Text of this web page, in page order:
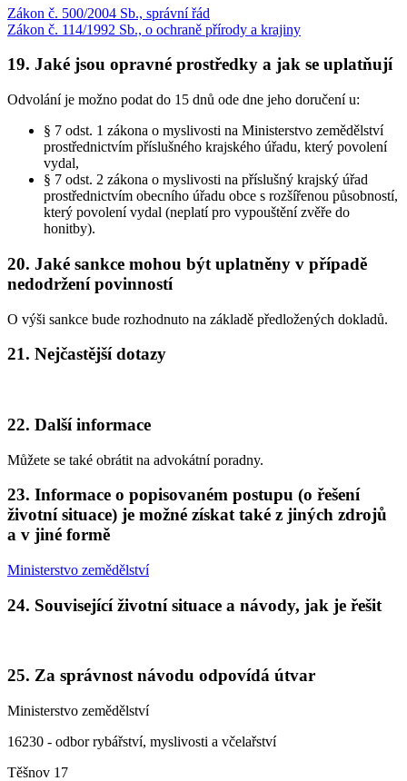
Zákon č. 500/2004 Sb., správní řád
Zákon č. 114/1992 Sb., o ochraně přírody a krajiny
19. Jaké jsou opravné prostředky a jak se uplatňují
Odvolání je možno podat do 15 dnů ode dne jeho doručení u:
§ 7 odst. 1 zákona o myslivosti na Ministerstvo zemědělství
prostřednictvím příslušného krajského úřadu, který povolení
vydal,
§ 7 odst. 2 zákona o myslivosti na příslušný krajský úřad
prostřednictvím obecního úřadu obce s rozšířenou působností,
který povolení vydal (neplatí pro vypouštění zvěře do
honitby).
20. Jaké sankce mohou být uplatněny v případě
nedodržení povinností
O výši sankce bude rozhodnuto na základě předložených dokladů.
21. Nejčastější dotazy
22. Další informace
Můžete se také obrátit na advokátní poradny.
23. Informace o popisovaném postupu (o řešení
životní situace) je možné získat také z jiných zdrojů
a v jiné formě
Ministerstvo zemědělství
24. Související životní situace a návody, jak je řešit
25. Za správnost návodu odpovídá útvar
Ministerstvo zemědělství
16230 - odbor rybářství, myslivosti a včelařství
Těšnov 17